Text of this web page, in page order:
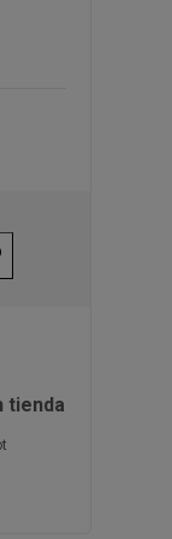
tienda